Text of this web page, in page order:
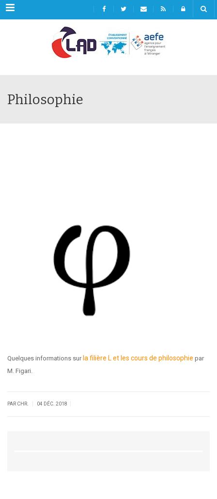
Menu
Philosophie
Quelques informations sur la filière L et les cours de philosophie par
M. Figari.
PAR CHR. 04 DÉC. 2018